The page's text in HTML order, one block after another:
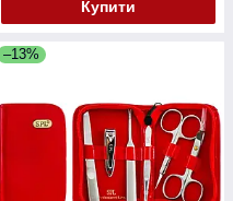
Купити
–13%